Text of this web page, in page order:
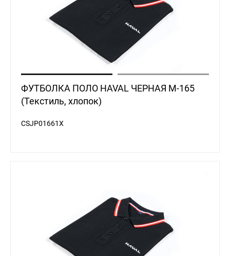
ФУТБОЛКА ПОЛО HAVAL ЧЕРНАЯ M-165
(Текстиль, хлопок)
CSJP01661X